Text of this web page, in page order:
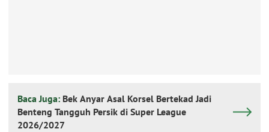
Baca Juga: Bek Anyar Asal Korsel Bertekad Jadi
Benteng Tangguh Persik di Super League
2026/2027